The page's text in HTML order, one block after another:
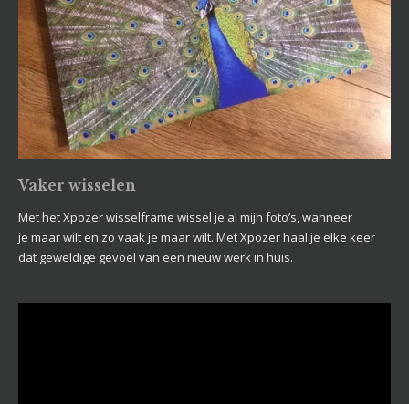
Vaker wisselen
Met het Xpozer wisselframe wissel je al mijn foto’s, wanneer
je maar wilt en zo vaak je maar wilt. Met Xpozer haal je elke keer
dat geweldige gevoel van een nieuw werk in huis.